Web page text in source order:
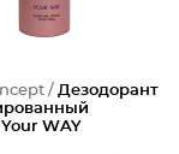
/ Дезодорант
WAY